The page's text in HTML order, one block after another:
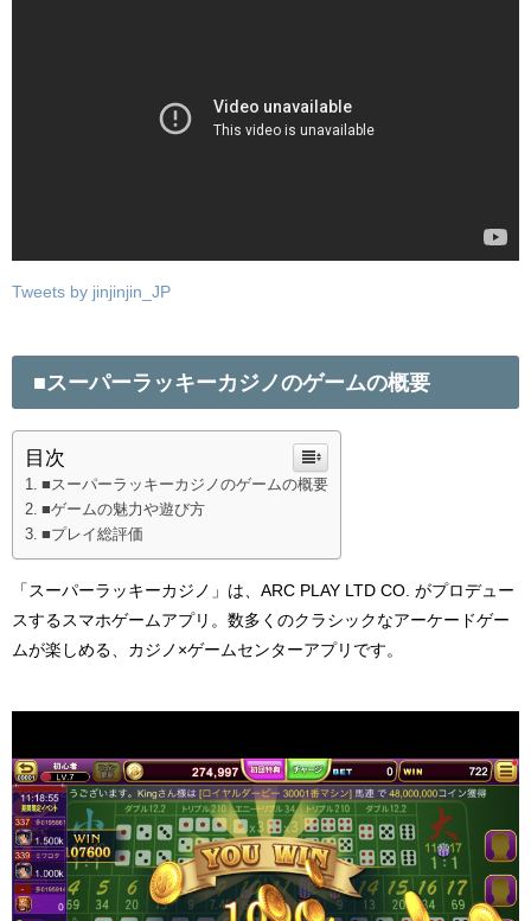
Tweets by jinjinjin_JP
■スーパーラッキーカジノのゲームの概要
目次
■スーパーラッキーカジノのゲームの概要
■ゲームの魅力や遊び方
■プレイ総評価
「スーパーラッキーカジノ」は、 ARC PLAY LTD CO. がプロデュー
スするスマホゲームアプリ。数多くのクラシックなアーケードゲー
ムが楽しめる、カジノ ×ゲームセンターアプリです。